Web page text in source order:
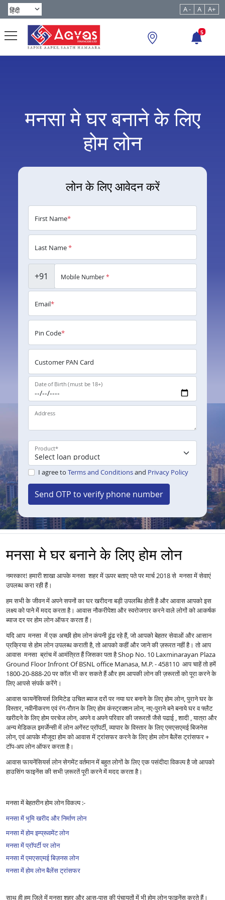
A - A A+
5
मनसा मे घर बनाने के लिए
होम लोन
लोन के लिए आवेदन करें
First Name*
Last Name*
+91 Mobile Number*
Email*
Pin Code*
Customer PAN Card
Date of Birth (must be 18+)
Address
Product*
I agree to Terms and Conditionsand Privacy Policy
Send OTP to verify phone number
मनसा मे घर बनाने के लिए होम लोन
नमस्कार! हमारी शाखा आपके मनसा शहर में ऊपर बताए पते पर मार्च 2018 से मनसा में सेवाएं
उपलब्ध करा रही हैं।
हम सभी के जीवन में अपने सपनों का घर खरीदना बड़ी उपलब्धि होती है और आवास आपको इस
लक्ष्य को पाने में मदद करता है। आवास नौकरीपेशा और स्वरोजगार करने वाले लोगों को आकर्षक
ब्याज दर पर होम लोन ऑफर करता हैं।
यदि आप मनसा में एक अच्छी होम लोन कंपनी ढूंढ रहे हैं, जो आपको बेहतर सेवाओं और आसान
प्रक्रिया से होम लोन उपलब्ध कराती है, तो आपको कहीं और जाने की ज़रूरत नहीं है। तो आप
आवास मनसा ब्रांच में आमंत्रित हैं जिसका पता है Shop No. 10 Laxminarayan Plaza
Ground Floor Infront Of BSNL office Manasa, M.P. - 458110 आप चाहें तो हमें
1800-20-888-20 पर कॉल भी कर सकते हैं और हम आपकी लोन की ज़रूरतों को पूरा करने के
लिए आपसे संपर्क करेंगे।
आवास फायनेंसियर्स लिमिटेड उचित ब्याज दरों पर नया घर बनाने के लिए होम लोन, पुराने घर के
विस्तार, नवीनीकरण एवं रंग-रौग़न के लिए होम कंस्ट्रक्शन लोन, नए-पुराने बने बनाये घर व फ्लैट
खरीदने के लिए होम परचेज लोन, अपने व अपने परिवार की जरूरतों जैसे पढाई , शादी , यात्रा और
अन्य मेडिकल इमर्जेन्सी में लोन अगेंस्ट प्रॉपर्टी, व्यापार के विस्तार के लिए एमएसएमई बिजनेस
लोन, एवं आपके मौजूदा होम को आवास में ट्रांसफर करने के लिए होम लोन बैलेंस ट्रांसफर +
टॉप-अप लोन ऑफर करता है।
आवास फायनेंसियर्स लोन सेगमेंट वर्तमान में बहुत लोगों के लिए एक पसंदीदा विकल्प है जो आपको
हाउसिंग फाइनेंस की सभी ज़रूरतें पूरी करने में मदद करता है।
मनसा में बेहतरीन होम लोन विकल्प :-
मनसा में भूमि खरीद और निर्माण लोन
मनसा में होम इम्प्रूवमेंट लोन
मनसा में प्रॉपर्टी पर लोन
मनसा में एमएसएमई बिज़नस लोन
मनसा में होम लोन बैलेंस ट्रांसफर
साथ ही हम ज़िले में मनसा शहर और आस-पास की पंचायतों में भी होम लोन फाइनेंस करते हैं।